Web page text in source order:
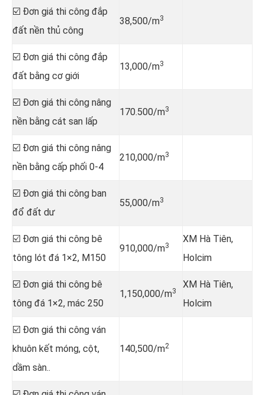
☑️ Đơn giá thi công đắp
đất nền thủ công
38,500/m3
☑️ Đơn giá thi công đắp
đất bằng cơ giới
13,000/m3
☑️ Đơn giá thi công nâng
nền bằng cát san lấp
170.500/m3
☑️ Đơn giá thi công nâng
nền bằng cấp phối 0-4
210,000/m3
☑️ Đơn giá thi công ban
đổ đất dư
55,000/m3
☑️ Đơn giá thi công bê
tông lót đá 1×2, M150
910,000/m3
XM Hà Tiên,
Holcim
☑️ Đơn giá thi công bê
tông đá 1×2, mác 250
1,150,000/m3
XM Hà Tiên,
Holcim
☑️ Đơn giá thi công ván
khuôn kết móng, cột,
dầm sàn..
140,500/m2